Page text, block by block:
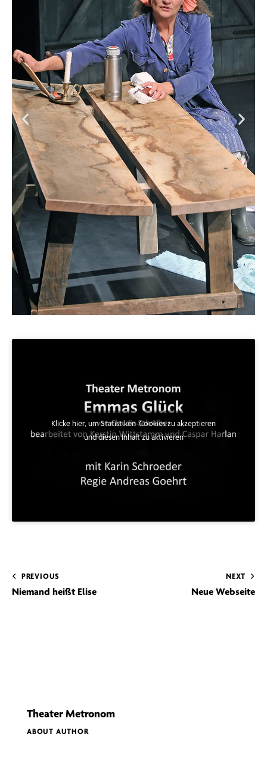
Klicke hier, um Statistiken-Cookies zu akzeptieren
und diesen Inhalt zu aktivieren
PREVIOUS
Niemand heißt Elise
NEXT
Neue Webseite
Theater Metronom
ABOUT AUTHOR